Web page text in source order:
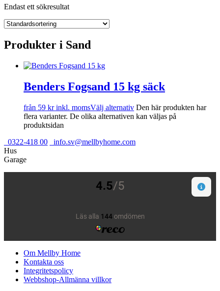
Endast ett sökresultat
Produkter i Sand
Benders Fogsand 15 kg säck
från 59 kr inkl. momsVälj alternativ Den här produkten har
flera varianter. De olika alternativen kan väljas på
produktsidan
0322-418 00
info.sv@mellbyhome.com
Hus
Garage
Om Mellby Home
Kontakta oss
Integritetspolicy
Webbshop-Allmänna villkor